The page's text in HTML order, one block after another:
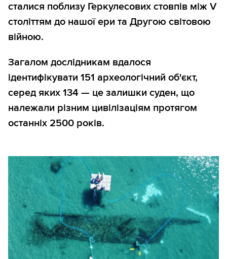
сталися поблизу Геркулесових стовпів між V
століттям до нашої ери та Другою світовою
війною.
Загалом дослідникам вдалося
ідентифікувати 151 археологічний об'єкт,
серед яких 134 — це залишки суден, що
належали різним цивілізаціям протягом
останніх 2500 років.